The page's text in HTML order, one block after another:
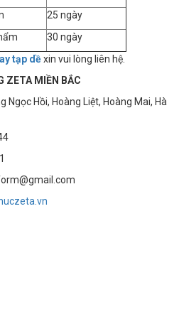
25 ngày
30 ngày
tạp dềxin vui lòng liên hệ.
ZETA MIỀN BẮC
Hoàng Liệt, Hoàng Mai, Hà